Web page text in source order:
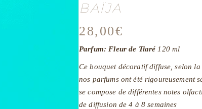
BAÏJA
28,00€
Parfum: Fleur de Tiaré 120 ml
Ce bouquet décoratif diffuse, selon
nos parfums ont été rigoureusement
se compose de différentes notes
de diffusion de 4 à 8 semaines